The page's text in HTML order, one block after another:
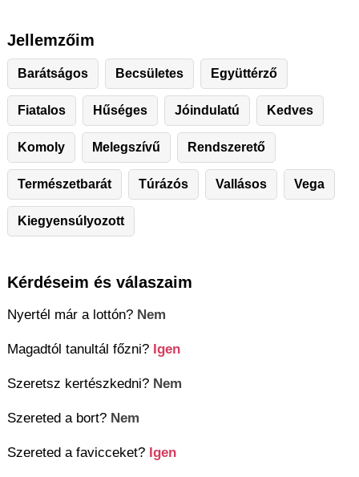
Jellemzőim
Barátságos Becsületes Együttérző
Fiatalos Hűséges Jóindulatú Kedves
Komoly Melegszívű Rendszerető
Természetbarát Túrázós Vallásos Vega
Kiegyensúlyozott
Kérdéseim és válaszaim
Nyertél már a lottón? Nem
Magadtól tanultál főzni? Igen
Szeretsz kertészkedni? Nem
Szereted a bort? Nem
Szereted a favicceket? Igen